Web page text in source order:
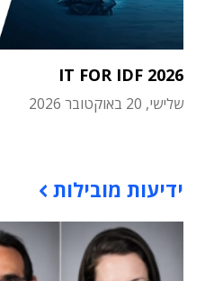
IT FOR IDF 2026
שלישי, 20 באוקטובר 2026
ידיעות מובילות